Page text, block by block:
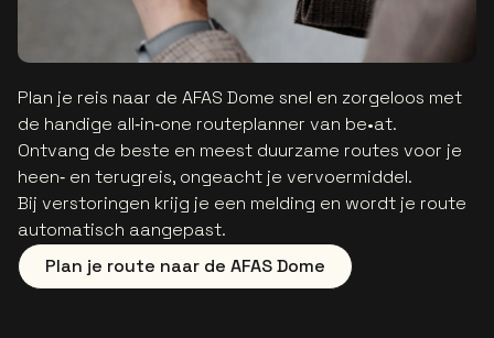
Plan je reis naar de AFAS Dome snel en zorgeloos met
de handige all‑in‑one routeplanner van be•at.
Ontvang de beste en meest duurzame routes voor je
heen‑ en terugreis, ongeacht je vervoermiddel.
Bij verstoringen krijg je een melding en wordt je route
automatisch aangepast.
Plan je route naar de AFAS Dome